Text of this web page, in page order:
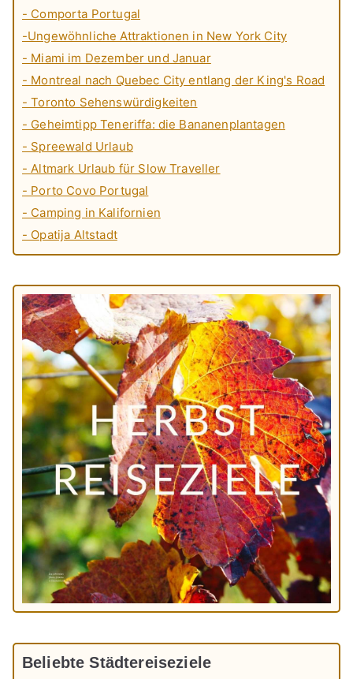
- Comporta Portugal
-Ungewöhnliche Attraktionen in New York City
- Miami im Dezember und Januar
- Montreal nach Quebec City entlang der King's Road
- Toronto Sehenswürdigkeiten
- Geheimtipp Teneriffa: die Bananenplantagen
- Spreewald Urlaub
- Altmark Urlaub für Slow Traveller
- Porto Covo Portugal
- Camping in Kalifornien
- Opatija Altstadt
Beliebte Städtereiseziele